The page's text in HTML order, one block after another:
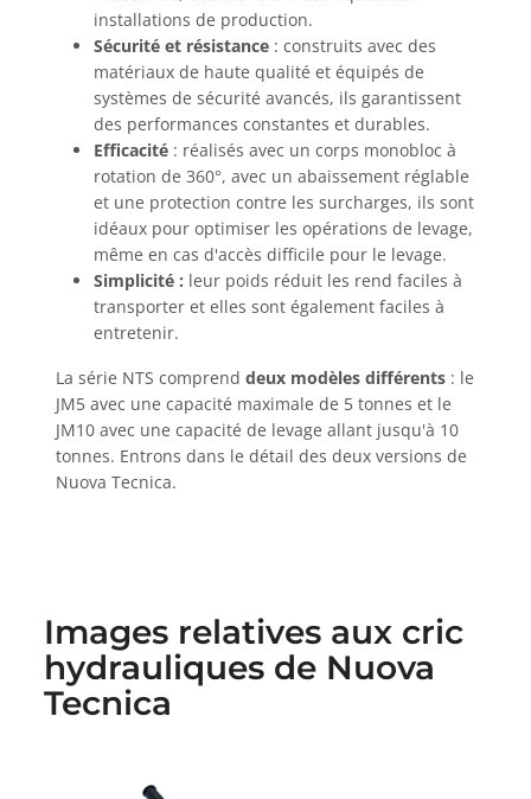
installations de production.
Sécurité et résistance : construits avec des
matériaux de haute qualité et équipés de
systèmes de sécurité avancés, ils garantissent
des performances constantes et durables.
Efficacité : réalisés avec un corps monobloc à
rotation de 360°, avec un abaissement réglable
et une protection contre les surcharges, ils sont
idéaux pour optimiser les opérations de levage,
même en cas d'accès difficile pour le levage.
Simplicité : leur poids réduit les rend faciles à
transporter et elles sont également faciles à
entretenir.
La série NTS comprend deux modèles différents : le
JM5 avec une capacité maximale de 5 tonnes et le
JM10 avec une capacité de levage allant jusqu'à 10
tonnes. Entrons dans le détail des deux versions de
Nuova Tecnica.
Images relatives aux cric
hydrauliques de Nuova
Tecnica